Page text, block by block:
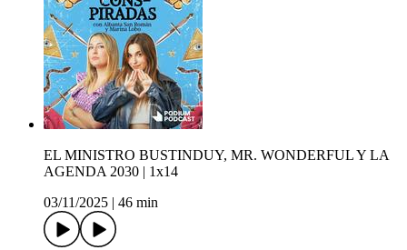
EL MINISTRO BUSTINDUY, MR. WONDERFUL Y LA
AGENDA 2030 | 1x14
03/11/2025
46 min